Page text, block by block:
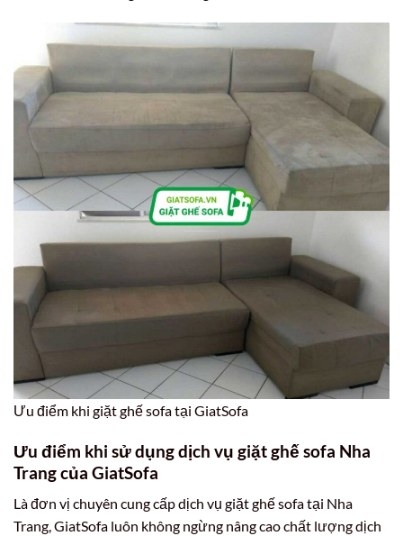
Ưu điểm khi giặt ghế sofa tại GiatSofa
Ưu điểm khi sử dụng dịch vụ giặt ghế sofa Nha
Trang của GiatSofa
Là đơn vị chuyên cung cấp dịch vụ giặt ghế sofa tại Nha
Trang, GiatSofa luôn không ngừng nâng cao chất lượng dịch